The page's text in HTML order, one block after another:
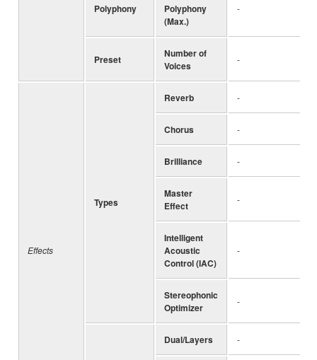
Polyphony
Polyphony
(Max.)
-
Preset
Number of
Voices
-
Effects
Types
Reverb -
Chorus -
Brilliance -
Master
Effect
-
Intelligent
Acoustic
Control (IAC)
-
Stereophonic
Optimizer
-
Dual/Layers -